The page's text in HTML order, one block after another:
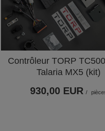
Contrôleur TORP
Talaria MX5 (kit)
930,00 EUR /